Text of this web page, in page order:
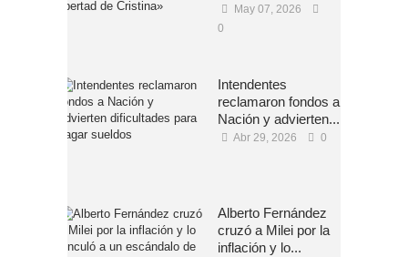
May 07, 2026
0
Intendentes
reclamaron fondos a
Nación y advierten...
Abr 29, 2026 0
Alberto Fernández
cruzó a Milei por la
inflación y lo...